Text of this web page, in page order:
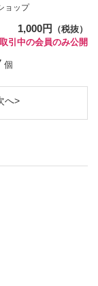
ョップ
1,000円
（税抜）
取引中の会員のみ公開
個
へ